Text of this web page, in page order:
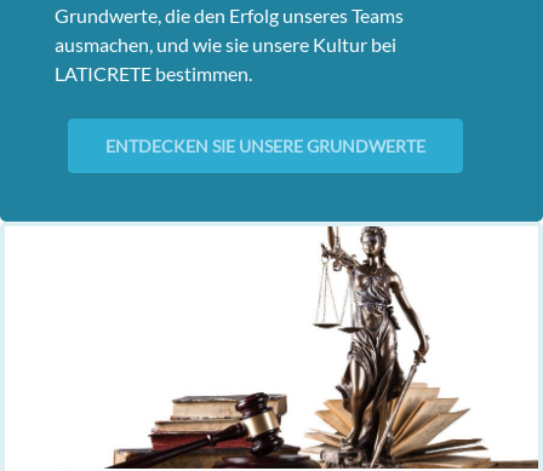
Grundwerte, die den Erfolg unseres Teams
ausmachen, und wie sie unsere Kultur bei
LATICRETE bestimmen.
ENTDECKEN SIE UNSERE GRUNDWERTE